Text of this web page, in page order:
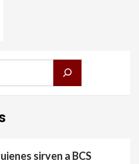
sirven a BCS